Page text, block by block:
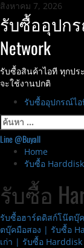
Skip
to
content
สิงหาคม 7, 2026
รับซื้ออุปก
Network
รับซื้อสินค้าไอที ทุกปร
จะใช้งานปกติ
Primary
Menu
รับซื้ออุปกรณ์ไ
ค้นหา
สำหรับ:
Line @Buyall
Home
รับซื้อ
รับซื้อ
รับซื้อฮาร์ดดิสก์โน๊ต
ตบุ๊คมือสอง | รับซื้อ
เก่า | รับซื้อ Harddisk